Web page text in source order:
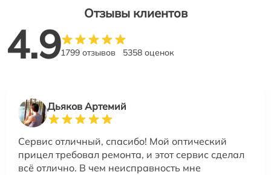
Отзывы клиентов
4.91799 отзывов 5358 оценок
Дьяков Артемий
Сервис отличный, спасибо! Мой оптический
прицел требовал ремонта, и этот сервис сделал
всё отлично. В чем неисправность мне